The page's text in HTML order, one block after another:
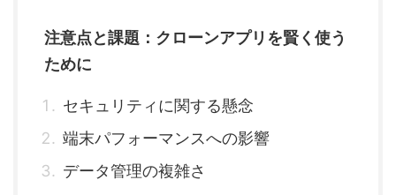
注意点と課題：クローンアプリを賢く使う
ために
セキュリティに関する懸念
端末パフォーマンスへの影響
データ管理の複雑さ